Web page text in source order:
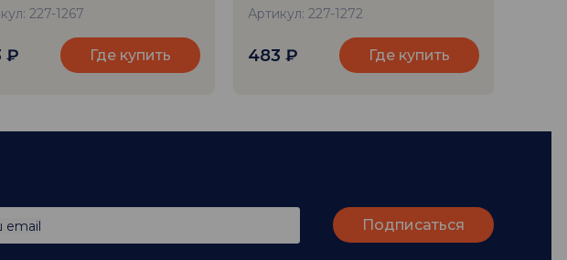
227-1267
₽ Где купить
Артикул: 227-1272
483 ₽ Где купить
email